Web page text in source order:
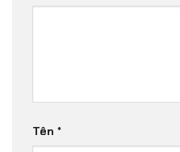
Tên *